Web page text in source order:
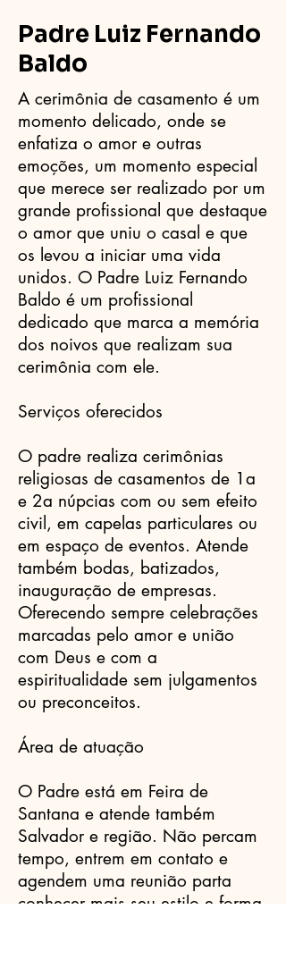
Padre Luiz Fernando
Baldo
A cerimônia de casamento é um
momento delicado, onde se
enfatiza o amor e outras
emoções, um momento especial
que merece ser realizado por um
grande profissional que destaque
o amor que uniu o casal e que
os levou a iniciar uma vida
unidos. O Padre Luiz Fernando
Baldo é um profissional
dedicado que marca a memória
dos noivos que realizam sua
cerimônia com ele.
Serviços oferecidos
O padre realiza cerimônias
religiosas de casamentos de 1a
e 2a núpcias com ou sem efeito
civil, em capelas particulares ou
em espaço de eventos. Atende
também bodas, batizados,
inauguração de empresas.
Oferecendo sempre celebrações
marcadas pelo amor e união
com Deus e com a
espiritualidade sem julgamentos
ou preconceitos.
Área de atuação
O Padre está em Feira de
Santana e atende também
Salvador e região. Não percam
tempo, entrem em contato e
agendem uma reunião parta
conhecer mais seu estilo e forma